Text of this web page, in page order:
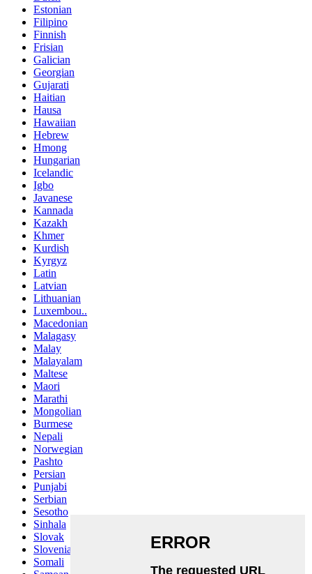
Estonian
Filipino
Finnish
Frisian
Galician
Georgian
Gujarati
Haitian
Hausa
Hawaiian
Hebrew
Hmong
Hungarian
Icelandic
Igbo
Javanese
Kannada
Kazakh
Khmer
Kurdish
Kyrgyz
Latin
Latvian
Lithuanian
Luxembou..
Macedonian
Malagasy
Malay
Malayalam
Maltese
Maori
Marathi
Mongolian
Burmese
Nepali
Norwegian
Pashto
Persian
Punjabi
Serbian
Sesotho
Sinhala
Slovak
Slovenian
Somali